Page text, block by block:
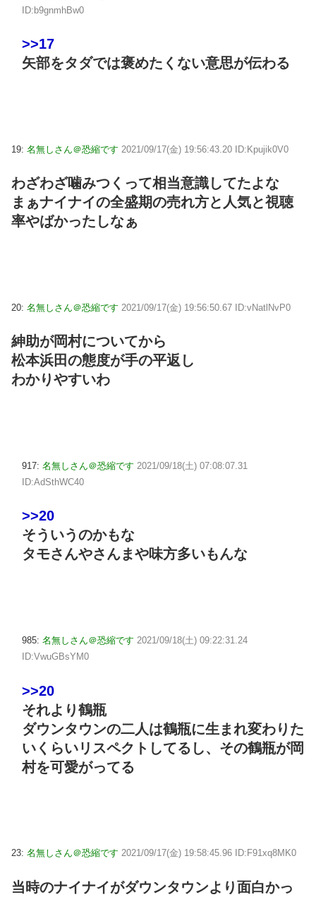
ID:b9gnmhBw0
>>17
矢部をタダでは褒めたくない意思が伝わる
19: 名無しさん＠恐縮です 2021/09/17(金) 19:56:43.20 ID:Kpujik0V0
わざわざ噛みつくって相当意識してたよな
まぁナイナイの全盛期の売れ方と人気と視聴
率やばかったしなぁ
20: 名無しさん＠恐縮です 2021/09/17(金) 19:56:50.67 ID:vNatlNvP0
紳助が岡村についてから
松本浜田の態度が手の平返し
わかりやすいわ
917: 名無しさん＠恐縮です 2021/09/18(土) 07:08:07.31
ID:AdSthWC40
>>20
そういうのかもな
タモさんやさんまや味方多いもんな
985: 名無しさん＠恐縮です 2021/09/18(土) 09:22:31.24
ID:VwuGBsYM0
>>20
それより鶴瓶
ダウンタウンの二人は鶴瓶に生まれ変わりた
いくらいリスペクトしてるし、その鶴瓶が岡
村を可愛がってる
23: 名無しさん＠恐縮です 2021/09/17(金) 19:58:45.96 ID:F91xq8MK0
当時のナイナイがダウンタウンより面白かっ